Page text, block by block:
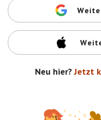
Neu hier? Jetzt